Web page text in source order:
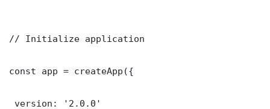
// Initialize application
const app = createApp({
version: '2.0.0'